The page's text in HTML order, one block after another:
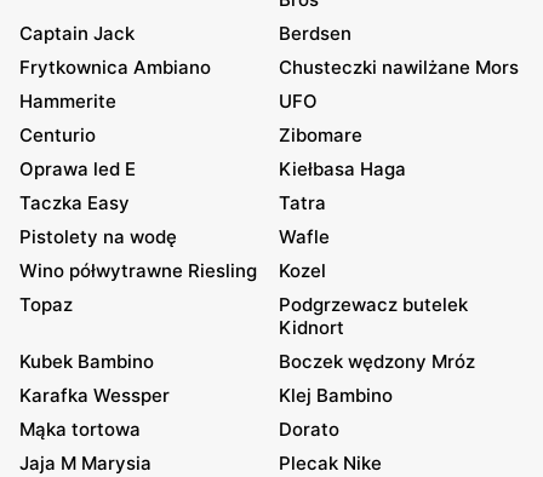
Captain Jack
Berdsen
Frytkownica Ambiano
Chusteczki nawilżane Mors
Hammerite
UFO
Centurio
Zibomare
Oprawa led E
Kiełbasa Haga
Taczka Easy
Tatra
Pistolety na wodę
Wafle
Wino półwytrawne Riesling
Kozel
Topaz
Podgrzewacz butelek
Kidnort
Kubek Bambino
Boczek wędzony Mróz
Karafka Wessper
Klej Bambino
Mąka tortowa
Dorato
Jaja M Marysia
Plecak Nike